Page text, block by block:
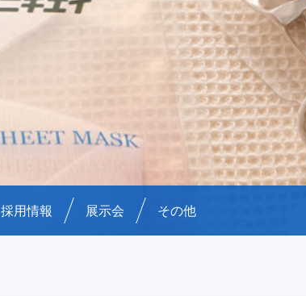
採用情報 展示会 その他